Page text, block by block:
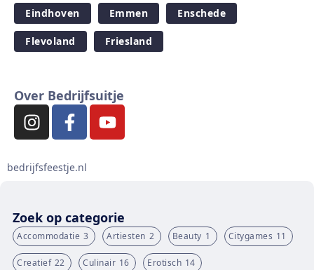
Eindhoven Emmen Enschede
Flevoland Friesland
Over Bedrijfsuitje
bedrijfsfeestje.nl
Zoek op categorie
Accommodatie 3 Artiesten 2 Beauty 1 Citygames 11
Creatief 22 Culinair 16 Erotisch 14